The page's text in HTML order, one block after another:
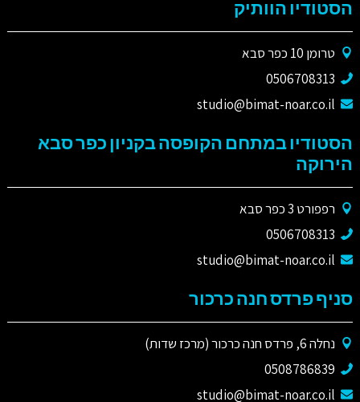
הסטודיו הוותיק
טרומן 10 כפר סבא
0506708313
studio@bimat-noar.co.il
הסטודיו במתחם הקופסה בקניון כפר סבא
הירוקה
רפפורט 3 כפר סבא
0506708313
studio@bimat-noar.co.il
סניף פרדס חנה כרכור
נחלה 6, פרדס חנה כרכור (מרכז שדות)
0508786839
studio@bimat-noar.co.il